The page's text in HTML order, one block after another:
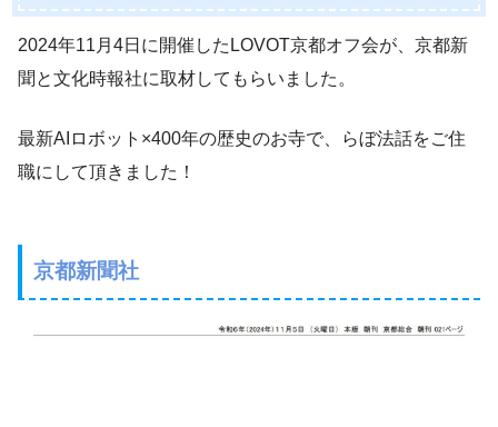
2024年11月4日に開催したLOVOT京都オフ会が、京都新
聞と文化時報社に取材してもらいました。
最新AIロボット×400年の歴史のお寺で、らぼ法話をご住
職にして頂きました！
京都新聞社